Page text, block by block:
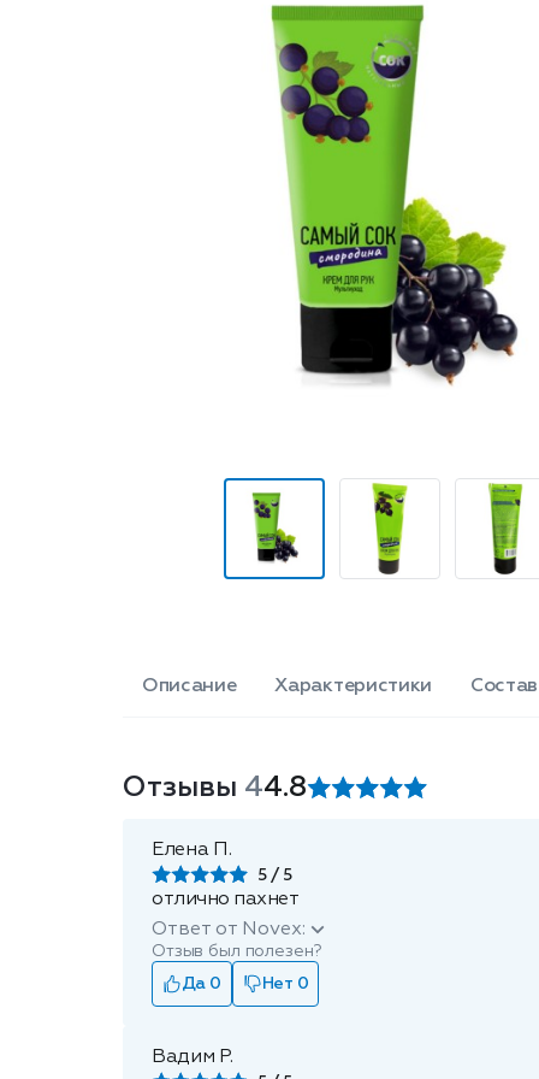
Описание Характеристики Состав
Отзывы 44.8
Елена П.
5
отлично пахнет
Ответ от Novex:
Отзыв был полезен?
Да 0
Нет 0
Вадим Р.